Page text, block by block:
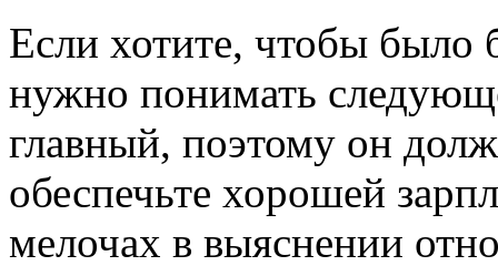
Если хотите, чтобы было
нужно понимать
главный, поэтому он
обеспечьте хорошей
мелочах в выяснении